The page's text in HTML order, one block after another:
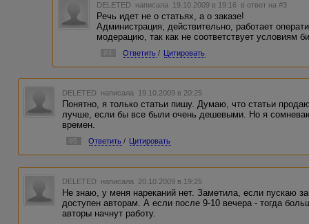
DELETED написала 19.10.2009 в 19:16 в ответ на #3
Речь идет не о статьях, а о заказе!
Администрация, действительно, работает
модерацию, так как не соответствует условиям
#4 Ответить / Цитировать
DELETED написала 19.10.2009 в 20:25
Понятно, я только статьи пишу. Думаю, что статьи
лучше, если бы все были очень дешевыми. Но я
времен.
#5 Ответить / Цитировать
DELETED написала 20.10.2009 в 19:25
Не знаю, у меня нареканий нет. Заметила, если пускаю
доступен авторам. А если после 9-10 вечера - тогда
авторы начнут работу.